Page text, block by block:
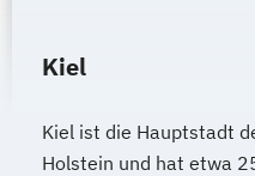
Kiel
Kiel ist die Hauptstadt
Holstein und hat etwa